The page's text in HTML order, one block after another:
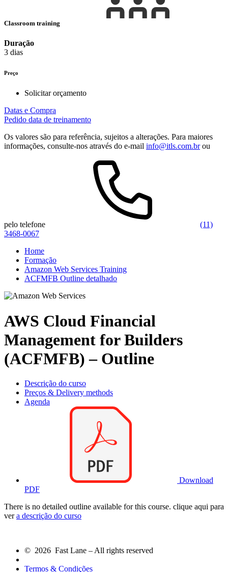
Classroom training
Duração
3 dias
Preço
Solicitar orçamento
Datas e Compra
Pedido data de treinamento
Os valores são para referência, sujeitos a alterações. Para maiores
informações, consulte-nos através do e-mail info@itls.com.brou
pelo telefone
(11)
3468-0067
Home
Formação
Amazon Web Services Training
ACFMFB Outline detalhado
AWS Cloud Financial
Management for Builders
(ACFMFB) – Outline
Descrição do curso
Preços & Delivery methods
Agenda
Download
PDF
There is no detailed outline available for this course. clique aqui para
vera descrição do curso
© 2026 Fast Lane – All rights reserved
Termos & Condições